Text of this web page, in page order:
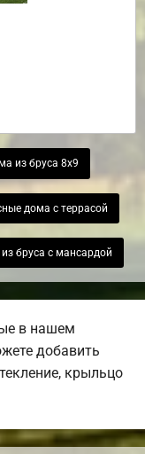
из бруса 8х9
дома с террасой
бруса с мансардой
в нашем
добавить
крыльцо